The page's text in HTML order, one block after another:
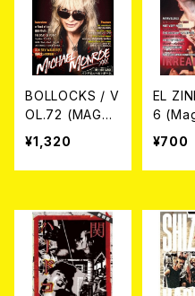
BOLLOCKS / V
OL.72 (MAGAZ
INE)
¥1,320
EL
6
¥700